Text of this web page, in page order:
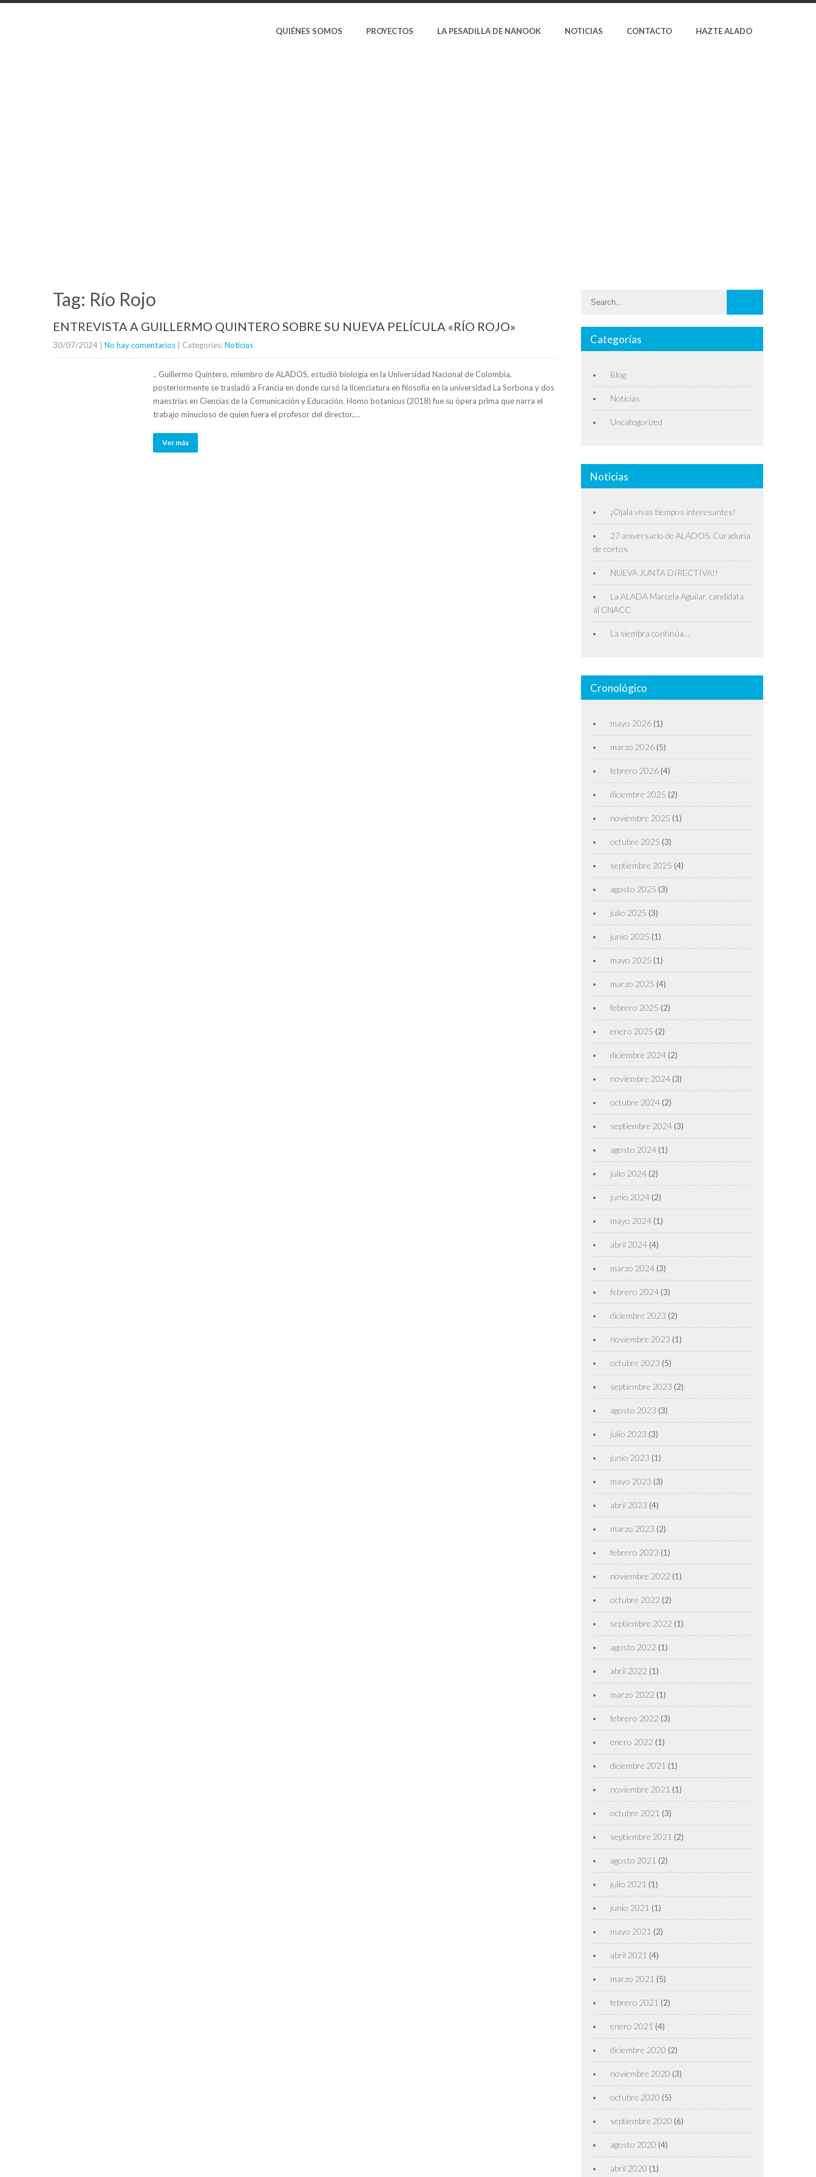
QUIÉNES SOMOS PROYECTOS LA PESADILLA DE NANOOK NOTICIAS CONTACTO HAZTE ALADO
Tag: Río Rojo
ENTREVISTA A GUILLERMO QUINTERO SOBRE SU NUEVA PELÍCULA «RÍO ROJO»
30/07/2024 No hay comentarios | Categories:Noticias
.. Guillermo Quintero, miembro de ALADOS, estudió biología en la Universidad Nacional de Colombia,
posteriormente se trasladó a Francia en donde cursó la licenciatura en filosofía en la universidad La Sorbona y dos
maestrías en Ciencias de la Comunicación y Educación. Homo botanicus (2018) fue su ópera prima que narra el
trabajo minucioso de quien fuera el profesor del director,…
Ver más
Categorías
Blog
Noticias
Uncategorized
Noticias
¡Ojalá vivas tiempos interesantes!
27 aniversario de ALADOS. Curaduría
de cortos
NUEVA JUNTA DIRECTIVA!!
La ALADA Marcela Aguilar, candidata
al CNACC
La siembra continúa…
Cronológico
mayo 2026 (1)
marzo 2026 (5)
febrero 2026 (4)
diciembre 2025 (2)
noviembre 2025 (1)
octubre 2025 (3)
septiembre 2025 (4)
agosto 2025 (3)
julio 2025 (3)
junio 2025 (1)
mayo 2025 (1)
marzo 2025 (4)
febrero 2025 (2)
enero 2025 (2)
diciembre 2024 (2)
noviembre 2024 (3)
octubre 2024 (2)
septiembre 2024 (3)
agosto 2024 (1)
julio 2024 (2)
junio 2024 (2)
mayo 2024 (1)
abril 2024 (4)
marzo 2024 (3)
febrero 2024 (3)
diciembre 2023 (2)
noviembre 2023 (1)
octubre 2023 (5)
septiembre 2023 (2)
agosto 2023 (3)
julio 2023 (3)
junio 2023 (1)
mayo 2023 (3)
abril 2023 (4)
marzo 2023 (2)
febrero 2023 (1)
noviembre 2022 (1)
octubre 2022 (2)
septiembre 2022 (1)
agosto 2022 (1)
abril 2022 (1)
marzo 2022 (1)
febrero 2022 (3)
enero 2022 (1)
diciembre 2021 (1)
noviembre 2021 (1)
octubre 2021 (3)
septiembre 2021 (2)
agosto 2021 (2)
julio 2021 (1)
junio 2021 (1)
mayo 2021 (2)
abril 2021 (4)
marzo 2021 (5)
febrero 2021 (2)
enero 2021 (4)
diciembre 2020 (2)
noviembre 2020 (3)
octubre 2020 (5)
septiembre 2020 (6)
agosto 2020 (4)
abril 2020 (1)